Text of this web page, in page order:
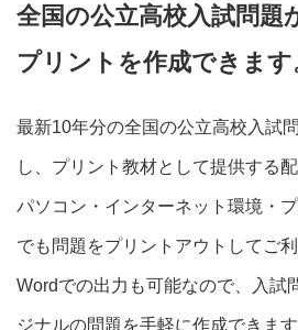
全国の公立高校入試問題
プリントを作成できます
最新10年分の全国の公立高校入試
し、プリント教材として提供する
パソコン・インターネット環境・
でも問題をプリントアウトしてご
Wordでの出力も可能なので、入試
ジナルの問題を手軽に作成できます